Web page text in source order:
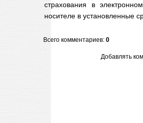
страхования в
носителе в установленные
Всего комментариев: 0
Добавлять